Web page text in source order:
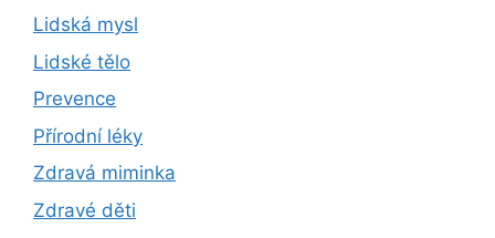
Lidská mysl
Lidské tělo
Prevence
Přírodní léky
Zdravá miminka
Zdravé děti